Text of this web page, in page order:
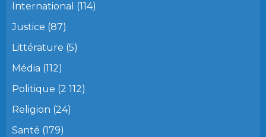
International (114)
Justice (87)
Littérature (5)
Média (112)
Politique (2 112)
Religion (24)
Santé (179)